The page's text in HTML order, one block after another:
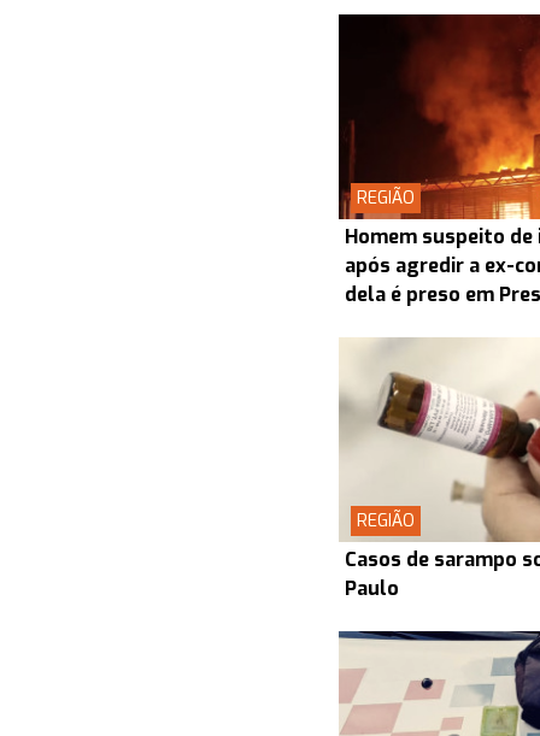
REGIÃO
Homem suspeito de
após agredir a ex-
dela é preso em
REGIÃO
Casos de sarampo
Paulo